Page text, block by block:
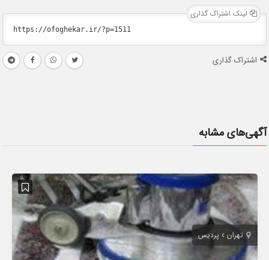
لینک اشتراک گذاری
اشتراک گذاری
آگهی‌های مشابه
تهران پردیس